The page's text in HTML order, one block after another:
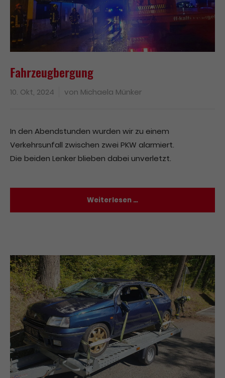
Fahrzeugbergung
10. Okt, 2024 von Michaela Münker
In den Abendstunden wurden wir zu einem
Verkehrsunfall zwischen zwei PKW alarmiert.
Die beiden Lenker blieben dabei unverletzt.
Weiterlesen …